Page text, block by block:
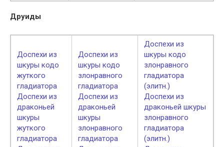
Друиды
Доспехи из
шкуры кодо
жуткого
гладиатора
Доспехи из
драконьей
шкуры
жуткого
гладиатора
Доспехи из
шкуры кодо
злонравного
гладиатора
Доспехи из
драконьей
шкуры
злонравного
гладиатора
Доспехи из
шкуры кодо
злонравного
гладиатора
(элитн.)
Доспехи из
драконьей шкуры
злонравного
гладиатора
(элитн.)